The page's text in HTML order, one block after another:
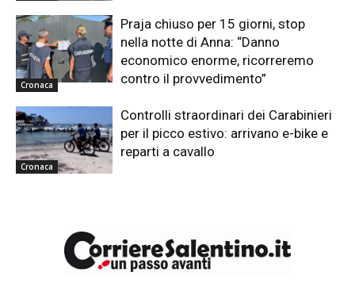
Cronaca
Praja chiuso per 15 giorni, stop
nella notte di Anna: “Danno
economico enorme, ricorreremo
contro il provvedimento”
Cronaca
Controlli straordinari dei Carabinieri
per il picco estivo: arrivano e-bike e
reparti a cavallo